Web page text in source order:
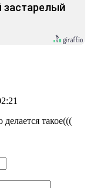
застарелый
такое(((